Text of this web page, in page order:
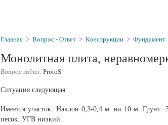
Главная > Вопрос - Ответ > Конструкции > Фундамент
Монолитная плита,
Вопрос задал: ProtoS
Ситуация следующая.
Имеется участок. Наклон 0,3-0,4 м. на 10 м. Грунт:
песок. УГВ низкий.